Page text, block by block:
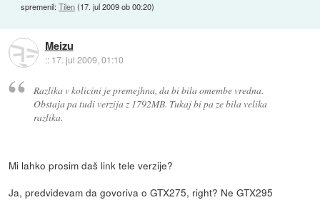
spremenil:Tilen(17. jul 2009 ob 00:20)
Meizu
:: 17. jul 2009, 01:10
Razlika v kolicini je premejhna, da bi bila omembe vredna.
Obstaja pa tudi verzija z 1792MB. Tukaj bi pa ze bila velika
razlika.
Mi lahko prosim daš link tele verzije?
Ja, predvidevam da govoriva o GTX275, right? Ne GTX295